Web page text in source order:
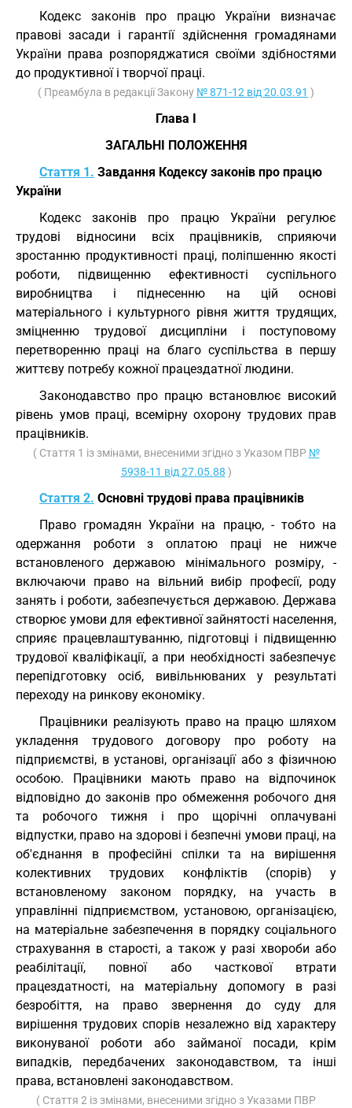
Кодекс законів про працю України визначає
правові засади і гарантії здійснення громадянами
України права розпоряджатися своїми здібностями
до продуктивної і творчої праці.
( Преамбула в редакції Закону № 871-12 від 20.03.91 )
Глава I
ЗАГАЛЬНІ ПОЛОЖЕННЯ
Стаття 1. Завдання Кодексу законів про працю
України
Кодекс законів про працю України регулює
трудові відносини всіх працівників, сприяючи
зростанню продуктивності праці, поліпшенню якості
роботи, підвищенню ефективності суспільного
виробництва і піднесенню на цій основі
матеріального і культурного рівня життя трудящих,
зміцненню трудової дисципліни і поступовому
перетворенню праці на благо суспільства в першу
життєву потребу кожної працездатної людини.
Законодавство про працю встановлює високий
рівень умов праці, всемірну охорону трудових прав
працівників.
( Стаття 1 із змінами, внесеними згідно з Указом ПВР №
5938-11 від 27.05.88 )
Стаття 2. Основні трудові права працівників
Право громадян України на працю, - тобто на
одержання роботи з оплатою праці не нижче
встановленого державою мінімального розміру, -
включаючи право на вільний вибір професії, роду
занять і роботи, забезпечується державою. Держава
створює умови для ефективної зайнятості населення,
сприяє працевлаштуванню, підготовці і підвищенню
трудової кваліфікації, а при необхідності забезпечує
перепідготовку осіб, вивільнюваних у результаті
переходу на ринкову економіку.
Працівники реалізують право на працю шляхом
укладення трудового договору про роботу на
підприємстві, в установі, організації або з фізичною
особою. Працівники мають право на відпочинок
відповідно до законів про обмеження робочого дня
та робочого тижня і про щорічні оплачувані
відпустки, право на здорові і безпечні умови праці, на
об'єднання в професійні спілки та на вирішення
колективних трудових конфліктів (спорів) у
встановленому законом порядку, на участь в
управлінні підприємством, установою, організацією,
на матеріальне забезпечення в порядку соціального
страхування в старості, а також у разі хвороби або
реабілітації, повної або часткової втрати
працездатності, на матеріальну допомогу в разі
безробіття, на право звернення до суду для
вирішення трудових спорів незалежно від характеру
виконуваної роботи або займаної посади, крім
випадків, передбачених законодавством, та інші
права, встановлені законодавством.
( Стаття 2 із змінами, внесеними згідно з Указами ПВР